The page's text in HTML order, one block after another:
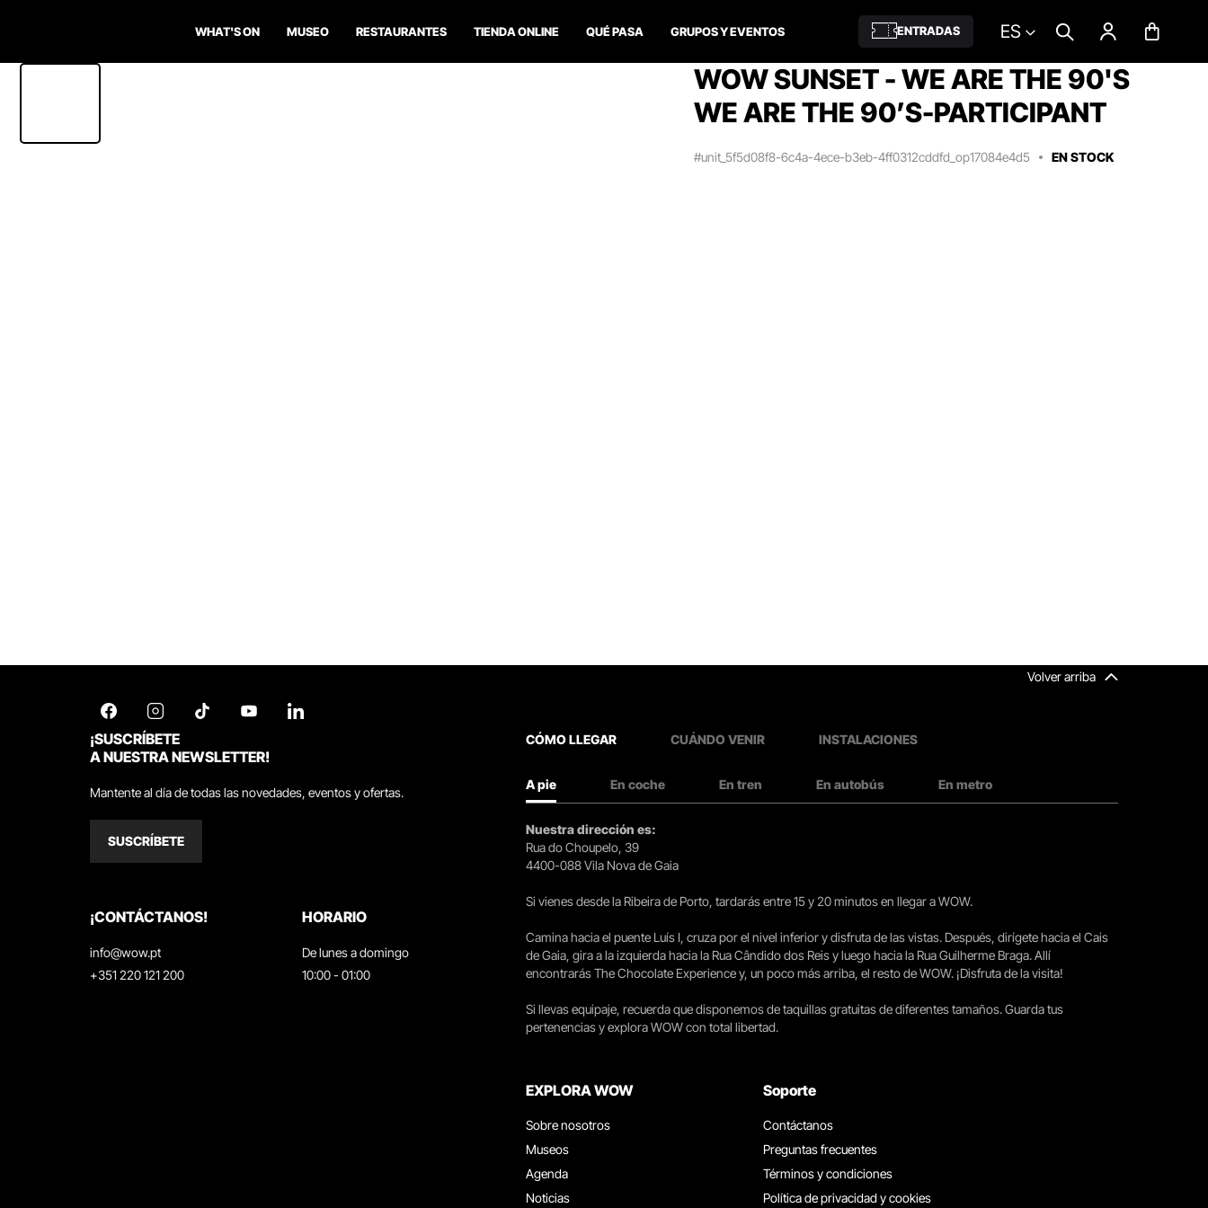
WHAT'S ON MUSEO RESTAURANTES TIENDA ONLINE QUÉ PASA GRUPOS Y EVENTOS ENTRADAS ES
WOW SUNSET - WE ARE THE 90'S
WE ARE THE 90’S-PARTICIPANT
#unit_5f5d08f8-6c4a-4ece-b3eb-4ff0312cddfd_op17084e4d5 EN STOCK
Volver arriba
¡SUSCRÍBETE
A NUESTRA NEWSLETTER!
Mantente al día de todas las novedades, eventos y ofertas.
SUSCRÍBETE
¡CONTÁCTANOS!
info@wow.pt
+351 220 121 200
HORARIO
De lunes a domingo
10:00 - 01:00
CÓMO LLEGAR CUÁNDO VENIR INSTALACIONES
A pie En coche En tren En autobús En metro
Nuestra dirección es:
Rua do Choupelo, 39
4400-088 Vila Nova de Gaia
Si vienes desde la Ribeira de Porto, tardarás entre 15 y 20 minutos en llegar a WOW.
Camina hacia el puente Luís I, cruza por el nivel inferior y disfruta de las vistas. Después, dirígete hacia el Cais
de Gaia, gira a la izquierda hacia la Rua Cândido dos Reis y luego hacia la Rua Guilherme Braga. Allí
encontrarás The Chocolate Experience y, un poco más arriba, el resto de WOW. ¡Disfruta de la visita!
Si llevas equipaje, recuerda que disponemos de taquillas gratuitas de diferentes tamaños. Guarda tus
pertenencias y explora WOW con total libertad.
EXPLORA WOW
Sobre nosotros
Museos
Agenda
Noticias
Soporte
Contáctanos
Preguntas frecuentes
Términos y condiciones
Política de privacidad y cookies